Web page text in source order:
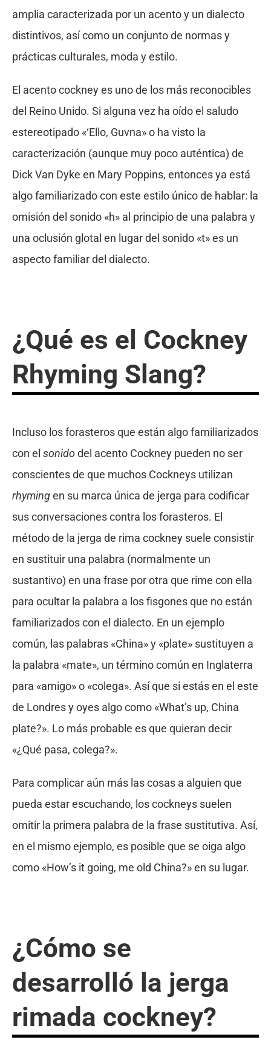
amplia caracterizada por un acento y un dialecto
distintivos, así como un conjunto de normas y
prácticas culturales, moda y estilo.
El acento cockney es uno de los más reconocibles
del Reino Unido. Si alguna vez ha oído el saludo
estereotipado «‘Ello, Guvna» o ha visto la
caracterización (aunque muy poco auténtica) de
Dick Van Dyke en Mary Poppins, entonces ya está
algo familiarizado con este estilo único de hablar: la
omisión del sonido «h» al principio de una palabra y
una oclusión glotal en lugar del sonido «t» es un
aspecto familiar del dialecto.
¿Qué es el Cockney
Rhyming Slang?
Incluso los forasteros que están algo familiarizados
con el sonidodel acento Cockney pueden no ser
conscientes de que muchos Cockneys utilizan
rhymingen su marca única de jerga para codificar
sus conversaciones contra los forasteros. El
método de la jerga de rima cockney suele consistir
en sustituir una palabra (normalmente un
sustantivo) en una frase por otra que rime con ella
para ocultar la palabra a los fisgones que no están
familiarizados con el dialecto. En un ejemplo
común, las palabras «China» y «plate» sustituyen a
la palabra «mate», un término común en Inglaterra
para «amigo» o «colega». Así que si estás en el este
de Londres y oyes algo como «What’s up, China
plate?». Lo más probable es que quieran decir
«¿Qué pasa, colega?».
Para complicar aún más las cosas a alguien que
pueda estar escuchando, los cockneys suelen
omitir la primera palabra de la frase sustitutiva. Así,
en el mismo ejemplo, es posible que se oiga algo
como «How’s it going, me old China?» en su lugar.
¿Cómo se
desarrolló la jerga
rimada cockney?